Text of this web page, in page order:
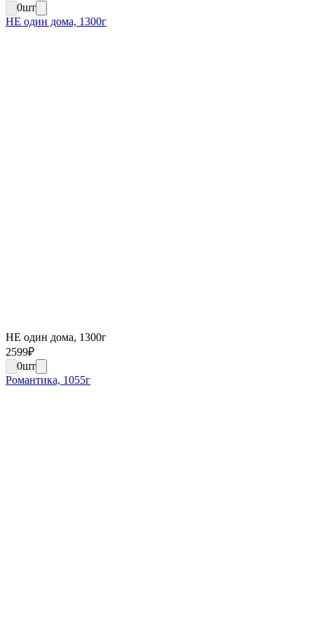
0шт
НЕ один дома, 1300г
НЕ один дома, 1300г
2599₽
0шт
Романтика, 1055г